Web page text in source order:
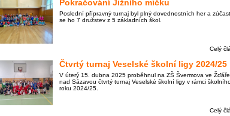
Pokračování Jižního míčku
Poslední přípravný turnaj byl plný dovednostních her a
se ho 7 družstev z 5 základních škol.
Celý
Čtvrtý turnaj Veselské školní ligy 2024/25
V úterý 15. dubna 2025 proběhnul na ZŠ Švermova ve Žďáře
nad Sázavou čtvrtý turnaj Veselské školní ligy v rámci
roku 2024/25.
Celý